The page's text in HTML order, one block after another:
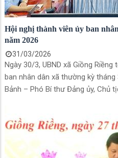
Hội nghị thành viên ủy ban
năm 2026
31/03/2026
Ngày 30/3, UBND xã Giồng
ban nhân dân xã thường kỳ
Bảnh – Phó Bí thư Đảng ủy, Chủ